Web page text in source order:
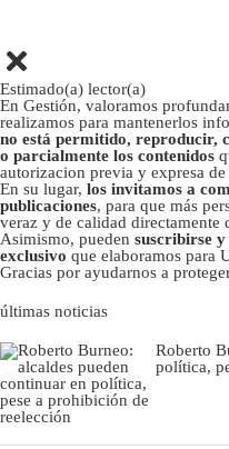
Estimado(a) lector(a)
En Gestión, valoramos
realizamos para mantenerlos
no está permitido, reproducir,
o parcialmente los contenidos
autorizacion previa y expresa
En su lugar, los invitamos a
publicaciones, para que más
veraz y de calidad directamente
Asimismo, pueden suscribirse
exclusivo que elaboramos para
Gracias por ayudarnos a
últimas noticias
Roberto
política,